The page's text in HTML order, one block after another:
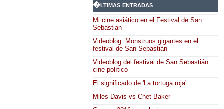
�ltimas entradas
Mi cine asiático en el Festival de San
Sebastian
Videoblog: Monstruos gigantes en el
festival de San Sebastián
Videoblog del festival de San Sebastián:
cine político
El significado de 'La tortuga roja'
Miles Davis vs Chet Baker